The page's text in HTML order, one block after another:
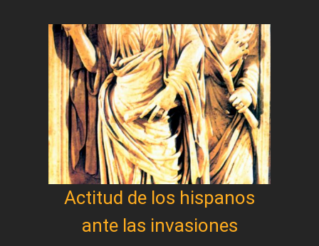
Actitud de los hispanos
ante las invasiones